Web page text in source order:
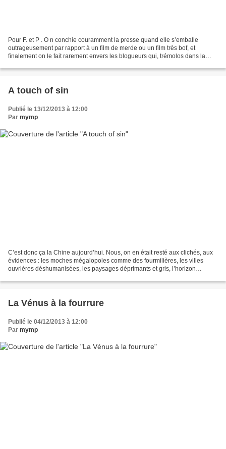
Pour F. et P . O n conchie couramment la presse quand elle s’emballe
outrageusement par rapport à un film de merde ou un film très bof, et
finalement on le fait rarement envers les blogueurs qui, trémolos dans la
A touch of sin
Publié le 13/12/2013 à 12:00
Par mymp
C’est donc ça la Chine aujourd’hui. Nous, on en était resté aux clichés, aux
évidences : les moches mégalopoles comme des fourmilières, les villes
ouvrières déshumanisées, les paysages déprimants et gris, l’horizon
La Vénus à la fourrure
Publié le 04/12/2013 à 12:00
Par mymp